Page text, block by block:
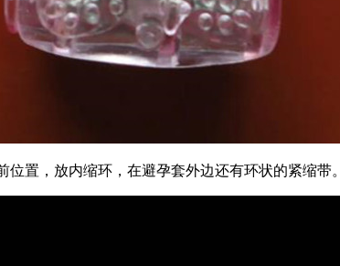
置，放内缩环，在避孕套外边还有环状的紧缩带。